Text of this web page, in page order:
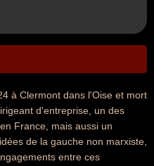
à Clermont dans l'Oise et mort
d'entreprise, un des
France, mais aussi un
de la gauche non marxiste,
entre ces